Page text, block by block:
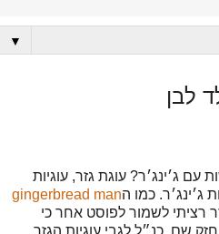
▼
לבן
עם ג׳ינג׳ר? עוגת גזר, עוגיות
gingerbread man
רציתי לשמור לפוסט אחר כי
שם, כנ״ל לגבי עוגיות הגזר.